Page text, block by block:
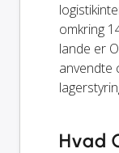
omkring
lande er
anvendte
Hvad